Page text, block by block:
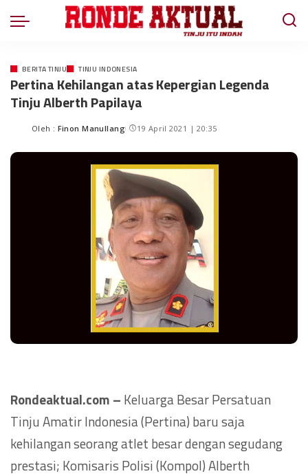
BERITA TINJU TINJU INDONESIA
Pertina Kehilangan atas Kepergian Legenda
Tinju Alberth Papilaya
Oleh : Finon Manullang 19 April 2021 | 20:35
Rondeaktual.com – Keluarga Besar Persatuan
Tinju Amatir Indonesia (Pertina) baru saja
kehilangan seorang atlet besar dengan segudang
prestasi; Komisaris Polisi (Kompol) Alberth